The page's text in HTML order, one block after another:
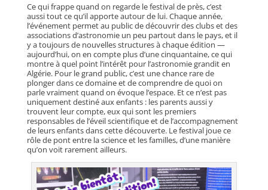
Ce qui frappe quand on regarde le festival de près, c’est
aussi tout ce qu’il apporte autour de lui. Chaque année,
l’événement permet au public de découvrir des clubs et des
associations d’astronomie un peu partout dans le pays, et il
y a toujours de nouvelles structures à chaque édition —
aujourd’hui, on en compte plus d’une cinquantaine, ce qui
montre à quel point l’intérêt pour l’astronomie grandit en
Algérie. Pour le grand public, c’est une chance rare de
plonger dans ce domaine et de comprendre de quoi on
parle vraiment quand on évoque l’espace. Et ce n’est pas
uniquement destiné aux enfants : les parents aussi y
trouvent leur compte, eux qui sont les premiers
responsables de l’éveil scientifique et de l’accompagnement
de leurs enfants dans cette découverte. Le festival joue ce
rôle de pont entre la science et les familles, d’une manière
qu’on voit rarement ailleurs.